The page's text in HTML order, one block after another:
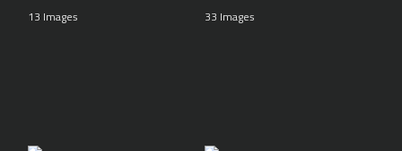
13 Images 33 Images